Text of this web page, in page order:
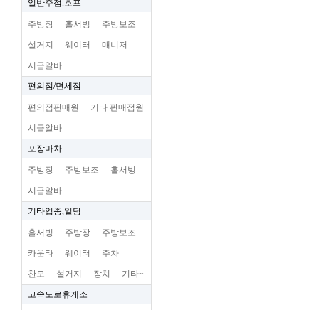
일반주점.호프
주방장 홀서빙 주방보조
설거지 웨이터 매니저
시급알바
편의점/면세점
편의점판매원 기타 판매점원
시급알바
포장마차
주방장 주방보조 홀서빙
시급알바
기타업종,일당
홀서빙 주방장 주방보조
카운타 웨이터 주차
찬모 설거지 장치 기타~
고속도로휴게소